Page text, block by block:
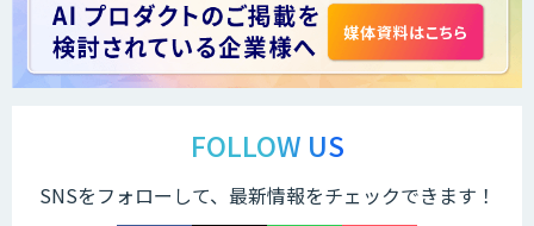
ChatGPTプロトタイプ開発
FOLLOW US
SNSをフォローして、最新情報をチェックできます！